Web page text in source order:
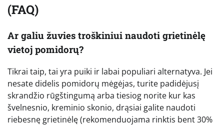
(FAQ)
Ar galiu žuvies troškiniui naudoti grietinėlę
vietoj pomidorų?
Tikrai taip, tai yra puiki ir labai populiari alternatyva. Jei
nesate didelis pomidorų mėgėjas, turite padidėjusį
skrandžio rūgštingumą arba tiesiog norite kur kas
švelnesnio, kreminio skonio, drąsiai galite naudoti
riebesnę grietinėlę (rekomenduojama rinktis bent 30%